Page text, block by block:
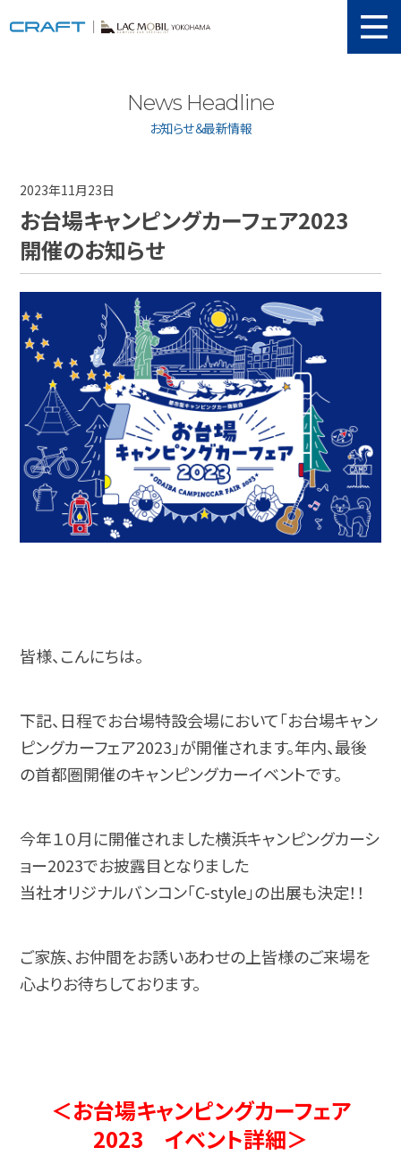
取り扱い新車
認証工場
カスタマイズ
ユーザーボイス
イベント
News Headline
お知らせ＆最新情報
2023年11月23日
お台場キャンピングカーフェア2023
開催のお知らせ
皆様、こんにちは。
下記、日程でお台場特設会場において「お台場キャン
ピングカーフェア2023」が開催されます。年内、最後
の首都圏開催のキャンピングカーイベントです。
今年１０月に開催されました横浜キャンピングカーシ
ョー2023でお披露目となりました
当社オリジナルバンコン「C-style」の出展も決定！！
ご家族、お仲間をお誘いあわせの上皆様のご来場を
心よりお待ちしております。
＜お台場キャンピングカーフェア
2023 イベント詳細＞